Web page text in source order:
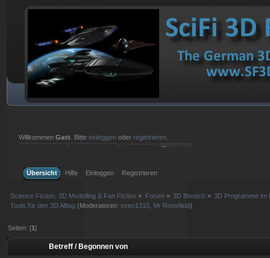
WillkommenGast . Bitteeinloggen oder registrieren
Übersicht
Hilfe Einloggen Registrieren
Science Fiction, 3D Modelling & Fan Fiction » Forum» 3D Bereich » 3D Programme im
Tools für den 3D Alltag (Moderatoren:sven1310 Mr Ronsfield)
Seiten: [1]
Betreff / Begonnen von